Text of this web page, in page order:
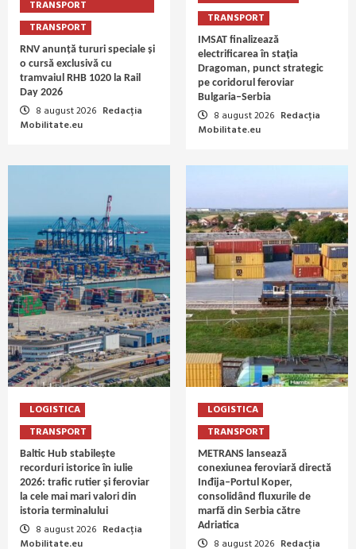
TRANSPORT
TRANSPORT
RNV anunță tururi speciale și
o cursă exclusivă cu
tramvaiul RHB 1020 la Rail
Day 2026
8 august 2026 Redacția
Mobilitate.eu
TRANSPORT
IMSAT finalizează
electrificarea în stația
Dragoman, punct strategic
pe coridorul feroviar
Bulgaria–Serbia
8 august 2026 Redacția
Mobilitate.eu
LOGISTICA
TRANSPORT
Baltic Hub stabilește
recorduri istorice în iulie
2026: trafic rutier și feroviar
la cele mai mari valori din
istoria terminalului
8 august 2026 Redacția
Mobilitate.eu
LOGISTICA
TRANSPORT
METRANS lansează
conexiunea feroviară directă
Inđija–Portul Koper,
consolidând fluxurile de
marfă din Serbia către
Adriatica
8 august 2026 Redacția